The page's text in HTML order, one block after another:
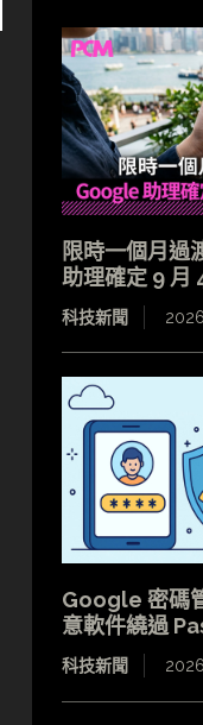
限時一個月
助理確定 9 月
科技新聞
Google 密碼
意軟件繞過
科技新聞